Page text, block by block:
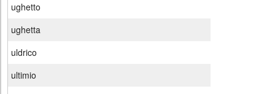
ughetto
ughetta
uldrico
ultimio